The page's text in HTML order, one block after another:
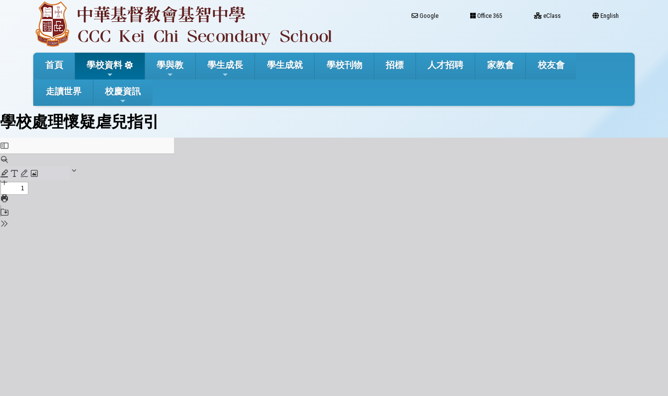
Google Office 365 eClass English
首頁 學校資料 學與教 學生成長 學生成就 學校刊物 招標 人才招聘 家教會 校友會
走讀世界 校慶資訊
學校處理懷疑虐兒指引